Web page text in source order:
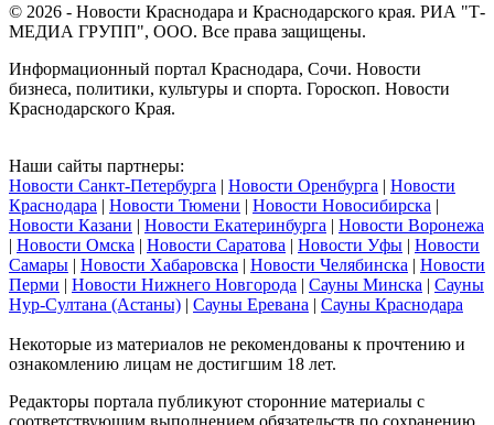
© 2026 - Новости Краснодара и Краснодарского края. РИА "Т-
МЕДИА ГРУПП", ООО. Все права защищены.
Информационный портал Краснодара, Сочи. Новости
бизнеса, политики, культуры и спорта. Гороскоп. Новости
Краснодарского Края.
Наши сайты партнеры:
Новости Санкт-Петербурга | Новости Оренбурга | Новости
Краснодара | Новости Тюмени | Новости Новосибирска |
Новости Казани | Новости Екатеринбурга | Новости Воронежа
| Новости Омска | Новости Саратова | Новости Уфы | Новости
Самары | Новости Хабаровска | Новости Челябинска | Новости
Перми | Новости Нижнего Новгорода | Сауны Минска | Сауны
Нур-Султана (Астаны) | Сауны Еревана | Сауны Краснодара
Некоторые из материалов не рекомендованы к прочтению и
ознакомлению лицам не достигшим 18 лет.
Редакторы портала публикуют сторонние материалы с
соответствующим выполнением обязательств по сохранению